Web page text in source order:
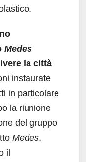
Medes
la città
instaurate
in particolare
la riunione
del gruppo
Medes,
il